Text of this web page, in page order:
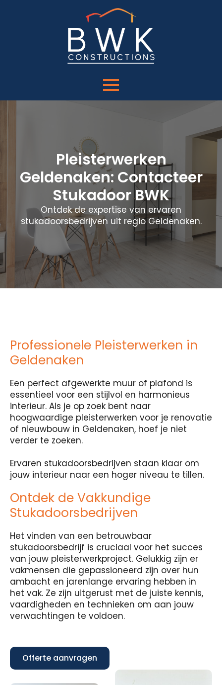
Pleisterwerken
Geldenaken: Contacteer
Stukadoor BWK
Ontdek de expertise van ervaren
stukadoorsbedrijven uit regio Geldenaken.
Professionele Pleisterwerken in
Geldenaken
Een perfect afgewerkte muur of plafond is
essentieel voor een stijlvol en harmonieus
interieur. Als je op zoek bent naar
hoogwaardige pleisterwerken voor je renovatie
of nieuwbouw in Geldenaken, hoef je niet
verder te zoeken.
Ervaren stukadoorsbedrijven staan klaar om
jouw interieur naar een hoger niveau te tillen.
Ontdek de Vakkundige
Stukadoorsbedrijven
Het vinden van een betrouwbaar
stukadoorsbedrijf is cruciaal voor het succes
van jouw pleisterwerkproject. Gelukkig zijn er
vakmensen die gepassioneerd zijn over hun
ambacht en jarenlange ervaring hebben in
het vak. Ze zijn uitgerust met de juiste kennis,
vaardigheden en technieken om aan jouw
verwachtingen te voldoen.
Offerte aanvragen